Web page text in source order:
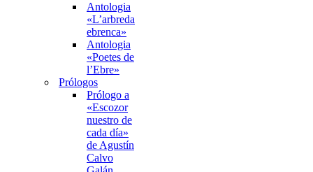
Antologia
«L’arbreda
ebrenca»
Antologia
«Poetes de
l’Ebre»
Prólogos
Prólogo a
«Escozor
nuestro de
cada día»
de Agustín
Calvo